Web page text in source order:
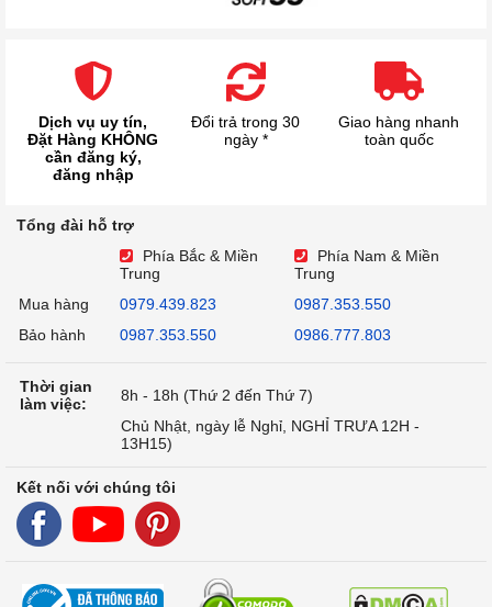
Dịch vụ uy tín,
Đặt Hàng KHÔNG
cần đăng ký,
đăng nhập
Đổi trả trong 30
ngày *
Giao hàng nhanh
toàn quốc
Tổng đài hỗ trợ
Phía Bắc & Miền
Trung
Phía Nam & Miền
Trung
Mua hàng
0979.439.823
0987.353.550
Bảo hành
0987.353.550 0986.777.803
Thời gian
làm việc:
8h - 18h (Thứ 2 đến Thứ 7)
Chủ Nhật, ngày lễ Nghỉ, NGHỈ TRƯA 12H -
13H15)
Kết nối với chúng tôi